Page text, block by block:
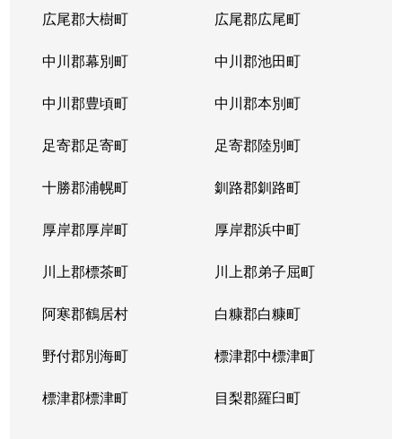
広尾郡大樹町 広尾郡広尾町
中川郡幕別町 中川郡池田町
中川郡豊頃町 中川郡本別町
足寄郡足寄町 足寄郡陸別町
十勝郡浦幌町 釧路郡釧路町
厚岸郡厚岸町 厚岸郡浜中町
川上郡標茶町 川上郡弟子屈町
阿寒郡鶴居村 白糠郡白糠町
野付郡別海町 標津郡中標津町
標津郡標津町 目梨郡羅臼町